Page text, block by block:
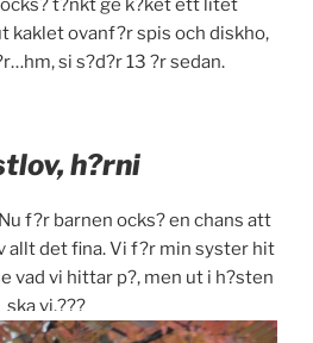
t?nkt ge k?ket ett litet
kaklet ovanf?r spis och diskho,
si s?d?r 13 ?r sedan.
h?rni
f?r barnen ocks? en chans att
allt det fina. Vi f?r min syster hit
vad vi hittar p?, men ut i h?sten
ska vi.???